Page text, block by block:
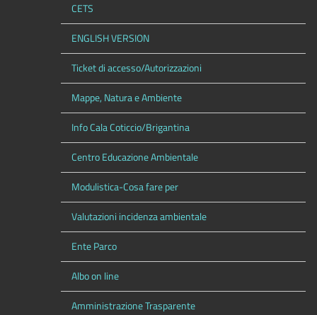
CETS
ENGLISH VERSION
Ticket di accesso/Autorizzazioni
Mappe, Natura e Ambiente
Info Cala Coticcio/Brigantina
Centro Educazione Ambientale
Modulistica-Cosa fare per
Valutazioni incidenza ambientale
Ente Parco
Albo on line
Amministrazione Trasparente